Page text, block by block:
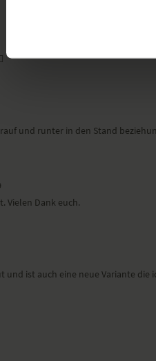
und runter in den Stand
Vielen Dank euch.
und ist auch eine neue Variante